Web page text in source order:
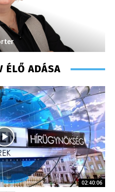
2009
ÉLŐ ADÁSA
02:40:06